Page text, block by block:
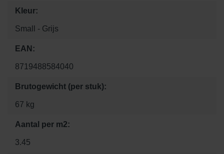
Kleur:
Small - Grijs
EAN:
8719488584040
Brutogewicht (per stuk):
67 kg
Aantal per m2:
3.45